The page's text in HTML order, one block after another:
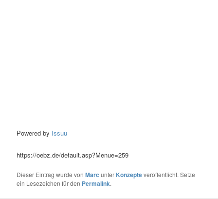
Powered by Issuu
https://oebz.de/default.asp?Menue=259
Dieser Eintrag wurde vonMarc unter Konzepteveröffentlicht. Setze
ein Lesezeichen für den Permalink.